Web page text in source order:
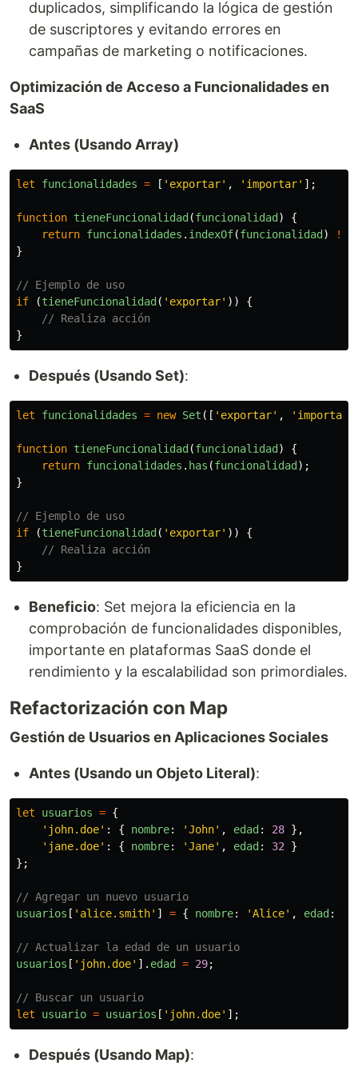
duplicados, simplificando la lógica de gestión
de suscriptores y evitando errores en
campañas de marketing o notificaciones.
Optimización de Acceso a Funcionalidades en
SaaS
Antes (Usando Array)
let funcionalidades = [ ' exportar' , ' importar' ];
function tieneFuncionalidad (funcionalidad )
{
return funcionalidades . indexOf(funcionalidad )
!==
}
// Ejemplo de uso
if
(tieneFuncionalidad ( ' exportar' ))
{
// Realiza acción
}
Después (Usando Set):
let funcionalidades = new Set ([ ' exportar' , ' importar
function tieneFuncionalidad (funcionalidad )
{
return funcionalidades . has (funcionalidad );
}
// Ejemplo de uso
if
(tieneFuncionalidad ( ' exportar' ))
{
// Realiza acción
}
Beneficio: Set mejora la eficiencia en la
comprobación de funcionalidades disponibles,
importante en plataformas SaaS donde el
rendimiento y la escalabilidad son primordiales.
Refactorización con Map
Gestión de Usuarios en Aplicaciones Sociales
Antes (Usando un Objeto Literal):
let usuarios = {
' john.doe' : { nombre: 'John' , edad : 28 },
' jane.doe' : { nombre: 'Jane' , edad : 32
}
};
// Agregar un nuevo usuario
usuarios [ ' alice.smith' ] = { nombre: 'Alice' , edad :
// Actualizar la edad de un usuario
usuarios [ ' john.doe' ]. edad = 29;
// Buscar un usuario
let
usuario = usuarios [ ' john.doe' ];
Después (Usando Map):